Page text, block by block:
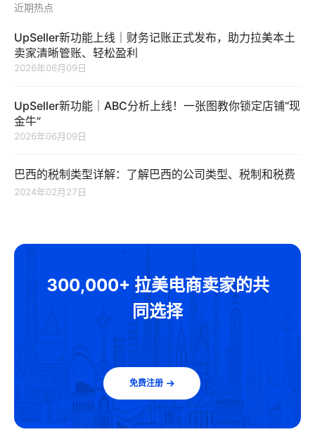
近期热点
UpSeller新功能上线｜财务记账正式发布，助力拉美本土
卖家清晰管账、轻松盈利
2026年06月09日
UpSeller新功能｜ABC分析上线！一张图教你锁定店铺“现
金牛”
2026年06月09日
巴西的税制类型详解：了解巴西的公司类型、税制和税费
2024年02月27日
300,000+ 拉美电商卖家的共
同选择
免费注册